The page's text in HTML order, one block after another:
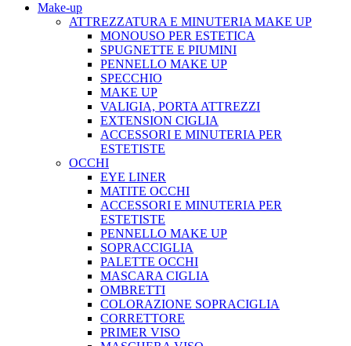
Make-up
ATTREZZATURA E MINUTERIA MAKE UP
MONOUSO PER ESTETICA
SPUGNETTE E PIUMINI
PENNELLO MAKE UP
SPECCHIO
MAKE UP
VALIGIA, PORTA ATTREZZI
EXTENSION CIGLIA
ACCESSORI E MINUTERIA PER
ESTETISTE
OCCHI
EYE LINER
MATITE OCCHI
ACCESSORI E MINUTERIA PER
ESTETISTE
PENNELLO MAKE UP
SOPRACCIGLIA
PALETTE OCCHI
MASCARA CIGLIA
OMBRETTI
COLORAZIONE SOPRACIGLIA
CORRETTORE
PRIMER VISO